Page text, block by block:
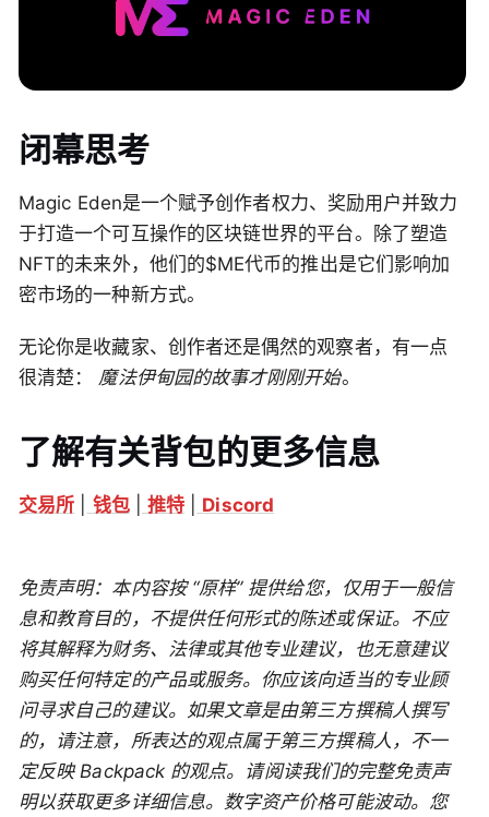
闭幕思考
Magic Eden是一个赋予创作者权力、奖励用户并致力
于打造一个可互操作的区块链世界的平台。除了塑造
NFT的未来外，他们的$ME代币的推出是它们影响加
密市场的一种新方式。
无论你是收藏家、创作者还是偶然的观察者，有一点
很清楚： 魔法伊甸园的故事才刚刚开始。
了解有关背包的更多信息
交易所 钱包| 推特 Discord
免责声明：本内容按 “原样” 提供给您，仅用于一般信
息和教育目的，不提供任何形式的陈述或保证。不应
将其解释为财务、法律或其他专业建议，也无意建议
购买任何特定的产品或服务。你应该向适当的专业顾
问寻求自己的建议。如果文章是由第三方撰稿人撰写
的，请注意，所表达的观点属于第三方撰稿人，不一
定反映 Backpack 的观点。请阅读我们的完整免责声
明以获取更多详细信息。数字资产价格可能波动。您